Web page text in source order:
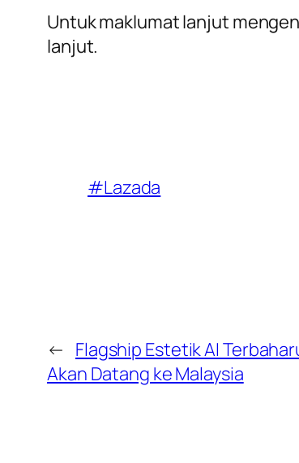
Untuk maklumat lanjut
lanjut.
#Lazada
← Flagship Estetik AI
Akan Datang ke Malaysia